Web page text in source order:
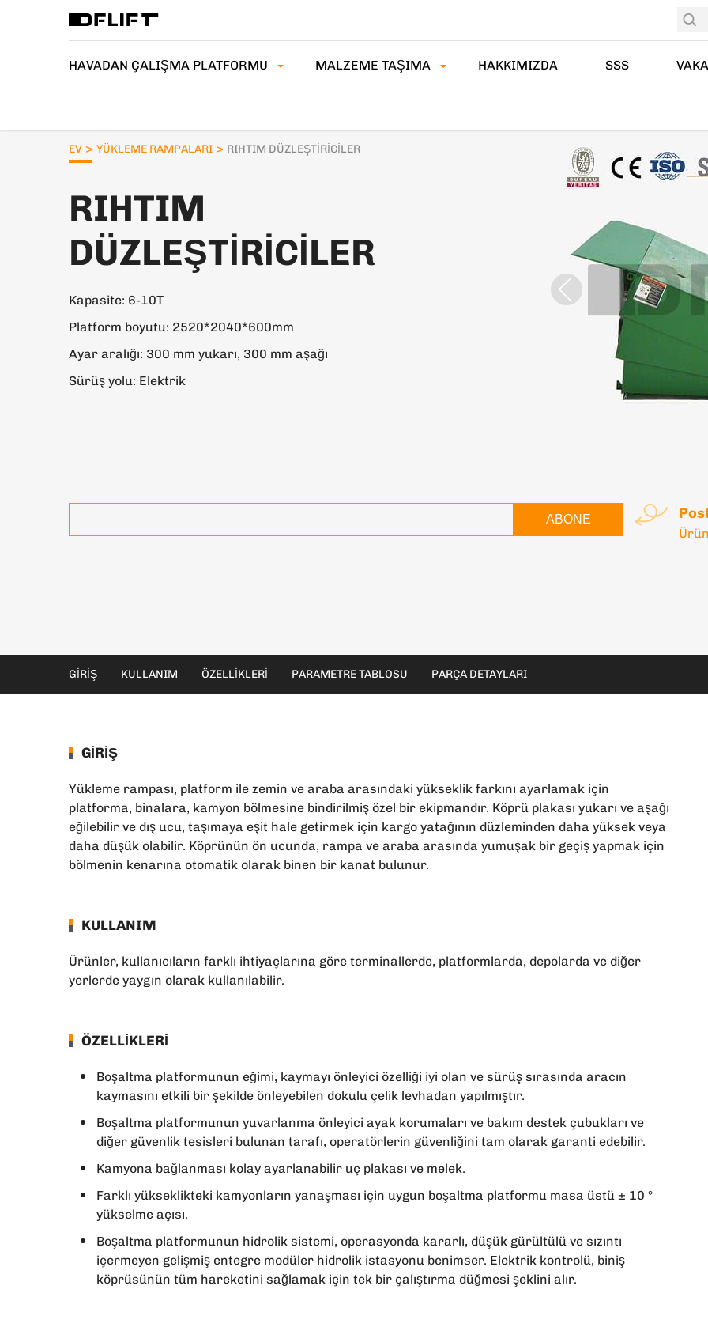
HAVADAN ÇALIŞMA PLATFORMU MALZEME TAŞIMA HAKKIMIZDA SSS
EV > YÜKLEME RAMPALARI > RIHTIM DÜZLEŞTIRICILER
RIHTIM
DÜZLEŞTIRICILER
Kapasite: 6-10T
Platform boyutu: 2520*2040*600mm
Ayar aralığı: 300 mm yukarı, 300 mm aşağı
Sürüş yolu: Elektrik
ABONE
GIRIŞ KULLANIM ÖZELLIKLERI PARAMETRE TABLOSU PARÇA DETAYLARI
GIRIŞ
Yükleme rampası, platform ile zemin ve araba arasındaki yükseklik farkını ayarlamak için
platforma, binalara, kamyon bölmesine bindirilmiş özel bir ekipmandır. Köprü plakası yukarı ve aşağı
eğilebilir ve dış ucu, taşımaya eşit hale getirmek için kargo yatağının düzleminden daha yüksek veya
daha düşük olabilir. Köprünün ön ucunda, rampa ve araba arasında yumuşak bir geçiş yapmak için
bölmenin kenarına otomatik olarak binen bir kanat bulunur.
KULLANIM
Ürünler, kullanıcıların farklı ihtiyaçlarına göre terminallerde, platformlarda, depolarda ve diğer
yerlerde yaygın olarak kullanılabilir.
ÖZELLIKLERI
Boşaltma platformunun eğimi, kaymayı önleyici özelliği iyi olan ve sürüş sırasında aracın
kaymasını etkili bir şekilde önleyebilen dokulu çelik levhadan yapılmıştır.
Boşaltma platformunun yuvarlanma önleyici ayak korumaları ve bakım destek çubukları ve
diğer güvenlik tesisleri bulunan tarafı, operatörlerin güvenliğini tam olarak garanti edebilir.
Kamyona bağlanması kolay ayarlanabilir uç plakası ve melek.
Farklı yükseklikteki kamyonların yanaşması için uygun boşaltma platformu masa üstü ± 10 °
yükselme açısı.
Boşaltma platformunun hidrolik sistemi, operasyonda kararlı, düşük gürültülü ve sızıntı
içermeyen gelişmiş entegre modüler hidrolik istasyonu benimser. Elektrik kontrolü, biniş
köprüsünün tüm hareketini sağlamak için tek bir çalıştırma düğmesi şeklini alır.